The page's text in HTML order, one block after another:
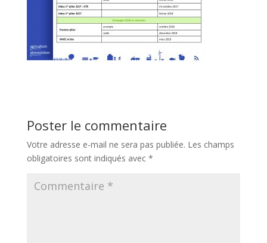
Poster le commentaire
Votre adresse e-mail ne sera pas publiée. Les champs
obligatoires sont indiqués avec *